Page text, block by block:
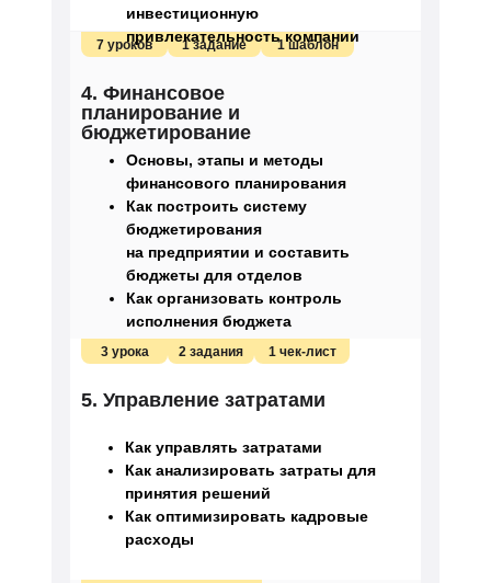
5. Управление затратами
Как управлять затратами
Как анализировать затраты для
принятия решений
Как оптимизировать кадровые
расходы
3 урока 2 задания 1 чек-лист
4. Финансовое
планирование и
бюджетирование
Основы, этапы и методы
финансового планирования
Как построить систему
бюджетирования
на предприятии и составить
бюджеты для отделов
Как организовать контроль
исполнения бюджета
7 уроков 1 задание 1 шаблон
инвестиционную
привлекательность компании